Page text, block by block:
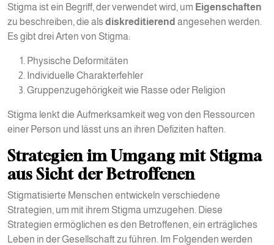
Stigma ist ein Begriff, der verwendet wird, um Eigenschaften
zu beschreiben, die als diskreditierend angesehen werden.
Es gibt drei Arten von Stigma:
Physische Deformitäten
Individuelle Charakterfehler
Gruppenzugehörigkeit wie Rasse oder Religion
Stigma lenkt die Aufmerksamkeit weg von den Ressourcen
einer Person und lässt uns an ihren Defiziten haften.
Strategien im Umgang mit Stigma
aus Sicht der Betroffenen
Stigmatisierte Menschen entwickeln verschiedene
Strategien, um mit ihrem Stigma umzugehen. Diese
Strategien ermöglichen es den Betroffenen, ein erträgliches
Leben in der Gesellschaft zu führen. Im Folgenden werden